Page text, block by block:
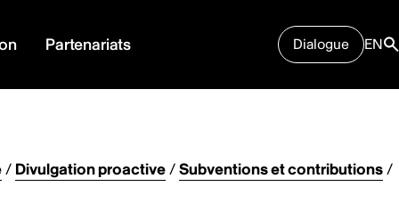
Partenariats Dialogue EN
/ Divulgation proactive/Subventions et contributions/